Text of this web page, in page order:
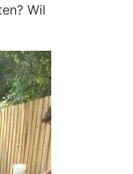
Wil